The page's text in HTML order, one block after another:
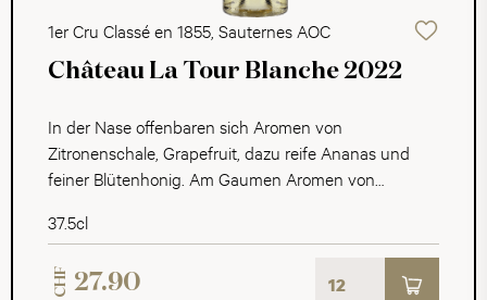
1er Cru Classé en 1855, Sauternes AOC
Château La Tour Blanche 2022
In der Nase offenbaren sich Aromen von
Zitronenschale, Grapefruit, dazu reife Ananas und
feiner Blütenhonig. Am Gaumen Aromen von
einer animierenden Säure und komplexen Süsse. Der
Wein endet in einem cremigen, langanhaltenden
Abgang.
37.5cl
CHF 27.90